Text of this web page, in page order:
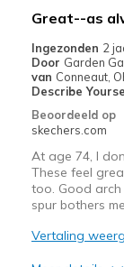
Beste
Going Out
Sizing
View On Shoes
Great--as
Ingezonden 2
Door Garden
van Conneaut,
Describe
Beoordeeld op
skechers.com
At age 74, I
These feel
too. Good arch
spur bothers
Vertaling